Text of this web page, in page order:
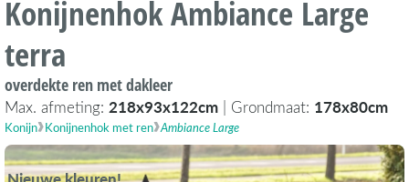
Konijnenhok Ambiance Large
terra
overdekte ren met dakleer
Max. afmeting: 218x93x122cm | Grondmaat: 178x80cm
Konijn Konijnenhok met ren Ambiance Large